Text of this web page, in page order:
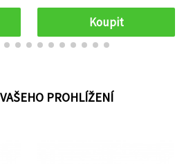
Koupit
PROHLÍŽENÍ